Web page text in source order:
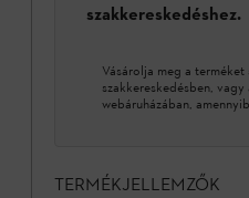
szakkereskedéshez.
Vásárolja meg a terméket
szakkereskedésben, vagy
webáruházában,
TERMÉKJELLEMZŐK